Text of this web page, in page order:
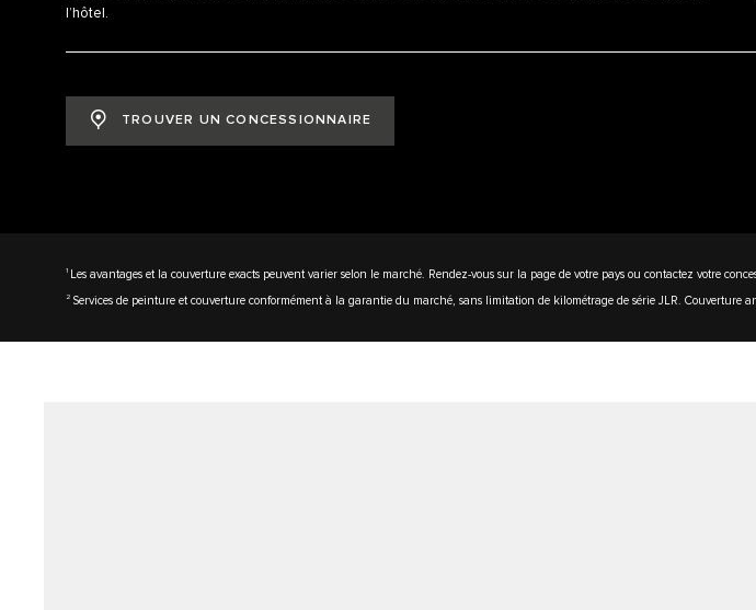
l’hôtel.
TROUVER UN CONCESSIONNAIRE
1 Les avantages et la couverture exacts peuvent varier selon le marché. Rendez-vous sur la page de votre pays ou contactez votre
2 Services de peinture et couverture conformément à la garantie du marché, sans limitation de kilométrage de série JLR. Couverture